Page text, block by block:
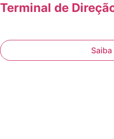
Terminal de